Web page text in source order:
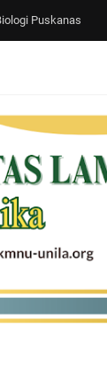
Puskanas
Rahmah
2025
Ramadan
ARUNIKA"